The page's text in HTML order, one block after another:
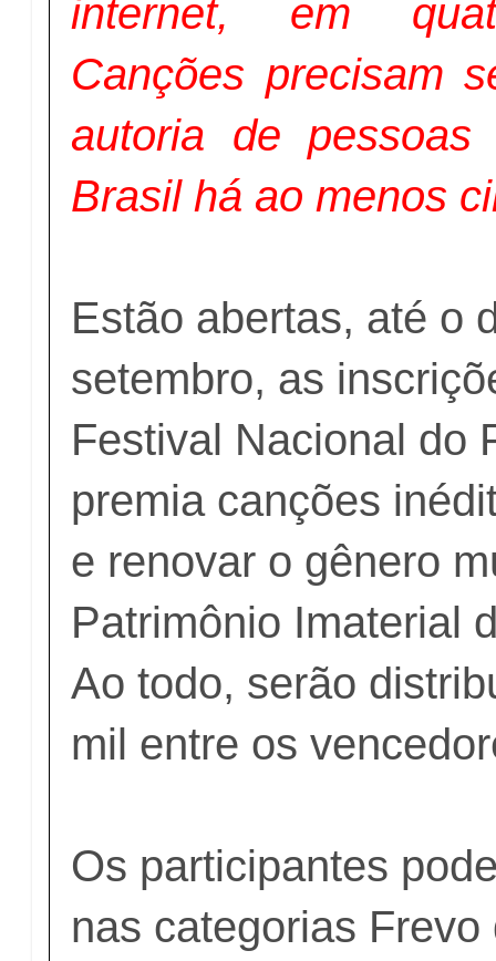
internet, em
Canções precisam
autoria de
Brasil há ao menos
Estão abertas, até o
setembro, as
Festival Nacional do
premia canções
e renovar o gênero
Patrimônio Imaterial
Ao todo, serão
mil entre os
Os participantes
nas categorias